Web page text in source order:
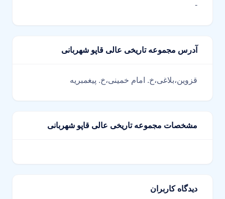
-
آدرس مجموعه تاریخی عالی قاپو شهربانی
قزوین،بلاغی،خ. امام خمینی،خ. پیغمبریه
مشخصات مجموعه تاریخی عالی قاپو شهربانی
دیدگاه کاربران